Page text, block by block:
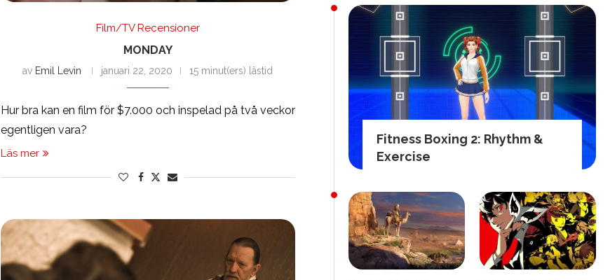
Film/TV Recensioner
MONDAY
av Emil Levin januari 22, 2020 15 minut(ers) lästid
Hur bra kan en film för $7.000 och inspelad på två veckor
egentligen vara?
Läs mer
Fitness Boxing 2: Rhythm &
Exercise